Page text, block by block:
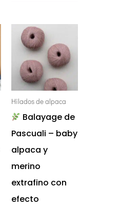
producto
múltiples
variantes.
Las
opciones
pueden
elegir
Hilados de alpaca
Balayage de
Pascuali – baby
alpaca y
merino
extrafino con
efecto